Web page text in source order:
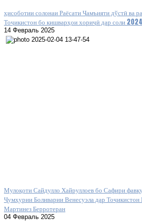
ҳисоботии солонаи Раёсати Ҷамъияти дўстӣ ва
Тоҷикистон бо кишварҳои хориҷӣ дар соли 2024
14 Февраль 2025
Мулоқоти Сайдулло Хайруллоев бо Сафири
Ҷумҳурии Боливарии Венесуэла дар
Мартинез Берротеран
04 Февраль 2025